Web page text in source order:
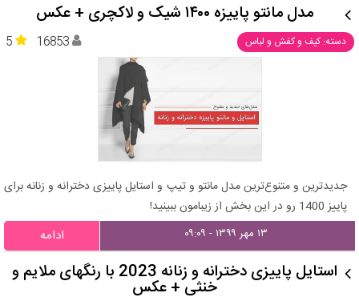
مدل مانتو پاییزه ۱۴۰۰ شیک و لاکچری + عکس
دسته: کیف و کفش و لباس 5 16853
جدیدترین و متنوع‌ترین مدل مانتو و تیپ و استایل پاییزی دخترانه و زنانه برای
پاییز 1400 رو در این بخش از زیبامون ببینید!
۱۳ مهر ۱۳۹۹ - ۰۹:۰۹ ادامه
استایل پاییزی دخترانه و زنانه 2023 با رنگهای ملایم و
خنثی + عکس